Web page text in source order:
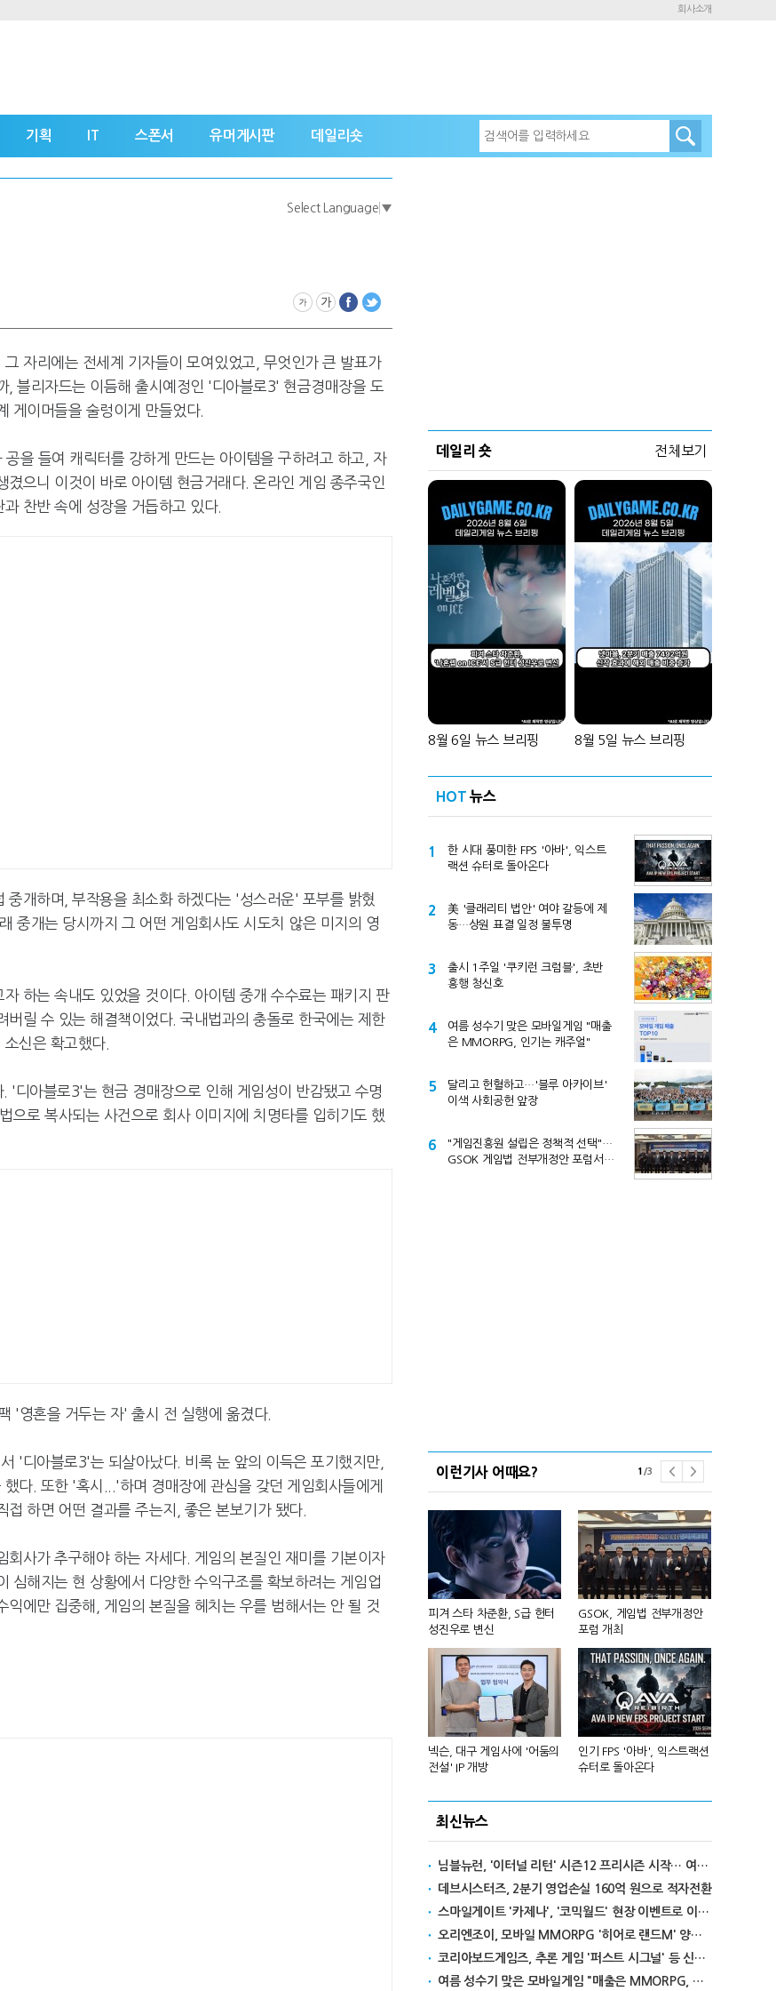
회사소개
기획 IT 스폰서 유머게시판 데일리숏
Select Language ▼
자리에는 전세계 기자들이 모여있었고, 무엇인가 큰 발표가
블리자드는 이듬해 출시예정인 '디아블로3' 현금경매장을 도
게이머들을 술렁이게 만들었다.
을 들여 캐릭터를 강하게 만드는 아이템을 구하려고 하고, 자
으니 이것이 바로 아이템 현금거래다. 온라인 게임 종주국인
찬반 속에 성장을 거듭하고 있다.
개하며, 부작용을 최소화 하겠다는 '성스러운' 포부를 밝혔
중개는 당시까지 그 어떤 게임회사도 시도치 않은 미지의 영
하는 속내도 있었을 것이다. 아이템 중개 수수료는 패키지 판
릴 수 있는 해결책이었다. 국내법과의 충돌로 한국에는 제한
신은 확고했다.
'디아블로3'는 현금 경매장으로 인해 게임성이 반감됐고 수명
으로 복사되는 사건으로 회사 이미지에 치명타를 입히기도 했
'영혼을 거두는 자' 출시 전 실행에 옮겼다.
'디아블로3'는 되살아났다. 비록 눈 앞의 이득은 포기했지만,
다. 또한 '혹시...'하며 경매장에 관심을 갖던 게임회사들에게
하면 어떤 결과를 주는지, 좋은 본보기가 됐다.
사가 추구해야 하는 자세다. 게임의 본질인 재미를 기본이자
심해지는 현 상황에서 다양한 수익구조를 확보하려는 게임업
에만 집중해, 게임의 본질을 헤치는 우를 범해서는 안 될 것
데일리 숏 전체보기
8월 6일 뉴스 브리핑 8월 5일 뉴스 브리핑
HOT 뉴스
1
한 시대 풍미한 FPS '아바', 익스트
랙션 슈터로 돌아온다
2
美 '클래리티 법안' 여야 갈등에 제
동…상원 표결 일정 불투명
3
출시 1주일 '쿠키런 크럼블', 초반
흥행 청신호
4
여름 성수기 맞은 모바일게임 "매출
은 MMORPG, 인기는 캐주얼"
5
달리고 헌혈하고…'블루 아카이브'
이색 사회공헌 앞장
6
"게임진흥원 설립은 정책적 선택"…
GSOK 게임법 전부개정안 포럼서
이런기사 어때요? 1 /3
카카오게임즈, 인기 웹툰 '김
엔씨, '아스오라' 앞세워 글
피겨 스타 차준환, S급 헌터
성진우로 변신
GSOK, 게임법 전부개정안
포럼 개최
넥슨, 대구 게임사에 '어둠의
전설' IP 개방
인기 FPS '아바', 익스트랙션
슈터로 돌아온다
최신뉴스
님블뉴런, '이터널 리턴' 시즌12 프리시즌 시작… 여름 테마 스킨도 출시
데브시스터즈, 2분기 영업손실 160억 원으로 적자전환
스마일게이트 '카제나', '코믹월드' 현장 이벤트로 이용자와 만난다
오리엔조이, 모바일 MMORPG '히어로 랜드M' 양대 마켓 출시
코리아보드게임즈, 추론 게임 '퍼스트 시그널' 등 신작 보드게임 4종 출시
여름 성수기 맞은 모바일게임 "매출은 MMORPG, 인기는 캐주얼"